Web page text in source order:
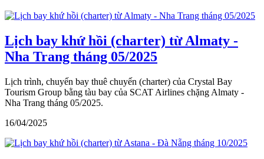
Lịch bay khứ hồi (charter) từ Almaty -
Nha Trang tháng 05/2025
Lịch trình, chuyến bay thuê chuyến (charter) của Crystal Bay
Tourism Group bằng tàu bay của SCAT Airlines chặng Almaty -
Nha Trang tháng 05/2025.
16/04/2025